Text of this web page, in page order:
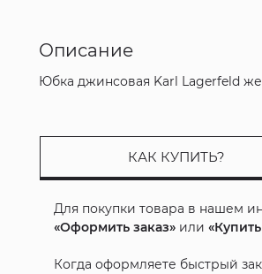
Описание
Юбка джинсовая Karl Lagerfeld
КАК КУПИТЬ?
Для покупки товара в нашем
«Оформить заказ» или
Когда оформляете быстрый